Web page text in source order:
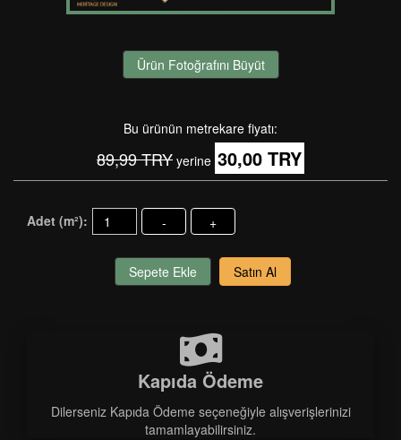
Ürün Fotoğrafını Büyüt
Bu ürünün metrekare fiyatı:
89,99 TRY yerine 30,00 TRY
Adet (m²): - +
Sepete Ekle Satın Al
Kapıda Ödeme
Dilerseniz Kapıda Ödeme seçeneğiyle alışverişlerinizi
tamamlayabilirsiniz.